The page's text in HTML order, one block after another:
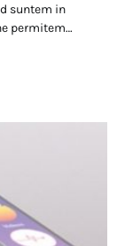
suntem in
permitem…